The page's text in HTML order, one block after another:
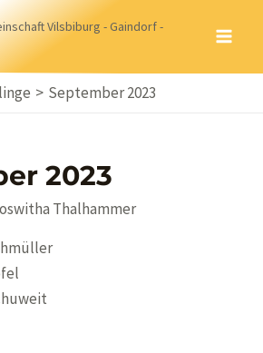
Vilsbiburg - Gaindorf -
September 2023
2023
Thalhammer